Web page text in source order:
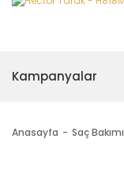
Kampanyalar
Anasayfa Saç Bakımı